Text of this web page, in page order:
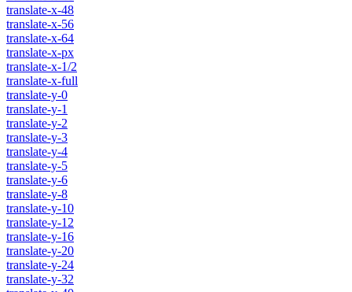
translate-x-48
translate-x-56
translate-x-64
translate-x-px
translate-x-1/2
translate-x-full
translate-y-0
translate-y-1
translate-y-2
translate-y-3
translate-y-4
translate-y-5
translate-y-6
translate-y-8
translate-y-10
translate-y-12
translate-y-16
translate-y-20
translate-y-24
translate-y-32